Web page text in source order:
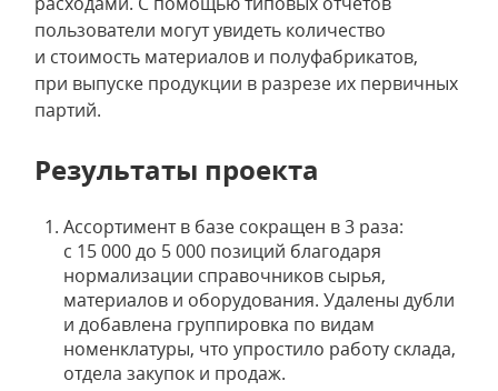
пользователи могут увидеть количество
и стоимость материалов и полуфабрикатов,
при выпуске продукции в разрезе их первичных
партий.
Результаты проекта
Ассортимент в базе сокращен в 3 раза:
с 15 000 до 5 000 позиций благодаря
нормализации справочников сырья,
материалов и оборудования. Удалены дубли
и добавлена группировка по видам
номенклатуры, что упростило работу склада,
отдела закупок и продаж.